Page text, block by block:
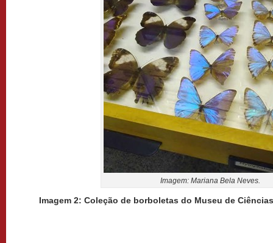
Imagem: Mariana Bela Neves.
Imagem 2: Coleção de borboletas do Museu de